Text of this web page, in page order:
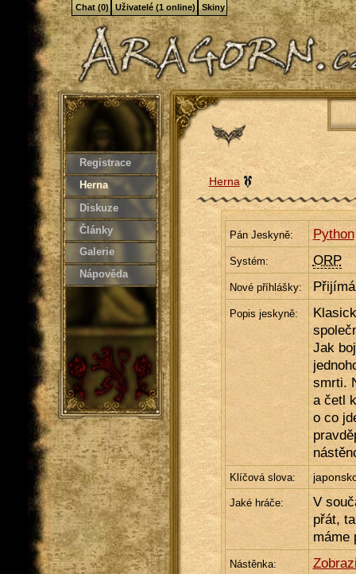
Registrace
Herna
Diskuze
Články
Galerie
Nápověda
Herna
Pán Jeskyně: Python
Systém: ORP
Nové příhlášky:
Popis jeskyně:
Jak
smrti.
a četl
o co
Klíčová slova:
Jaké hráče:
V
přát,
máme
Nástěnka:
Chat (0) Uživatelé (1 online) Skiny